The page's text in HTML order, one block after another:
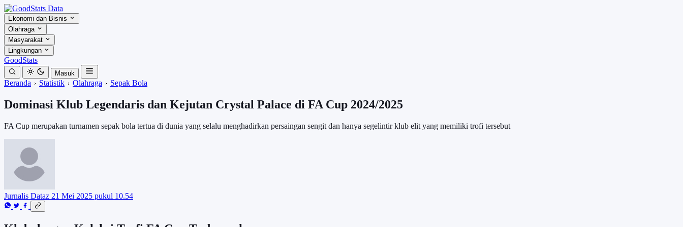
Ekonomi dan Bisnis
Olahraga
Masyarakat
Lingkungan
GoodStats
Masuk
Beranda Statistik Olahraga Sepak Bola
Dominasi Klub Legendaris dan Kejutan Crystal Palace di FA Cup 2024/2025
FA Cup merupakan turnamen sepak bola tertua di dunia yang selalu menghadirkan persaingan sengit dan hanya segelintir klub elit yang memiliki trofi tersebut
Jurnalis Dataz 21 Mei 2025 pukul 10.54